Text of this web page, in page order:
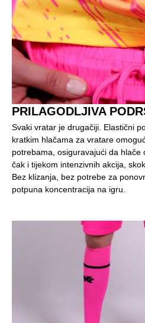
PRILAGODLJIVA
Svaki vratar je drugačiji. Elastični
kratkim hlačama za vratare
potrebama, osiguravajući da hlače
čak i tijekom intenzivnih akcija,
Bez klizanja, bez potrebe za
potpuna koncentracija na igru.